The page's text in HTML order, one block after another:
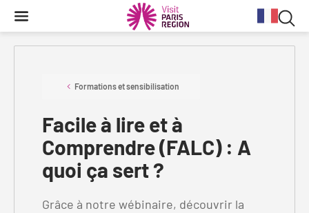
Contenu
Navigation
principale
Recherche
Conjoncture
Tableau de bord mensuel
Bilans
Chiffre Spécial Covid
Profils des clientèles
Aides et financements
Fonds Régional pour le Tourisme
Aides financières et subventions
Tourisme durable
Les Offices de Tourisme
Services aux clientèles d'affaires
Stratégie et plan d'actions BtoB 2026
Calendrier des opérations de promotion
Organisez votre séminaire
Se déplacer à Paris Region
Evénements & actualités
Volontaires du Tourisme
Information Tourisme
Formations et sensibilisation
Facile à lire et à
Comprendre (FALC) : A
quoi ça sert ?
Grâce à notre wébinaire, découvrir la